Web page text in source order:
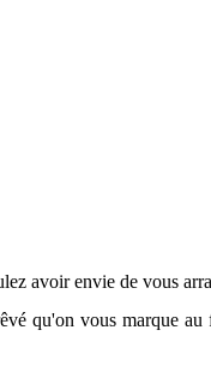
avoir envie de vous
qu'on vous marque